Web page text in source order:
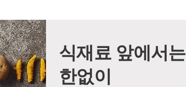
식재료 앞에서는
한없이